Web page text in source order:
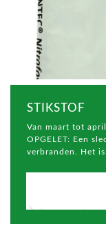
STIKSTOF
Van maart tot
OPGELET: Een
verbranden. Het